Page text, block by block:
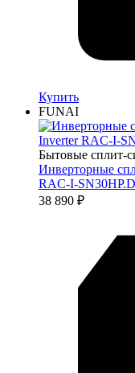
Купить
FUNAI
Бытовые сплит-
Инверторные
RAC-I-
38 890 ₽